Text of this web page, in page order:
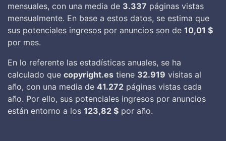
mensuales, con una media de 3.337 páginas vistas
mensualmente. En base a estos datos, se estima que
sus potenciales ingresos por anuncios son de 10,01 $
por mes.
En lo referente las estadísticas anuales, se ha
calculado que copyright.es tiene 32.919 visitas al
año, con una media de 41.272 páginas vistas cada
año. Por ello, sus potenciales ingresos por anuncios
están entorno a los 123,82 $ por año.